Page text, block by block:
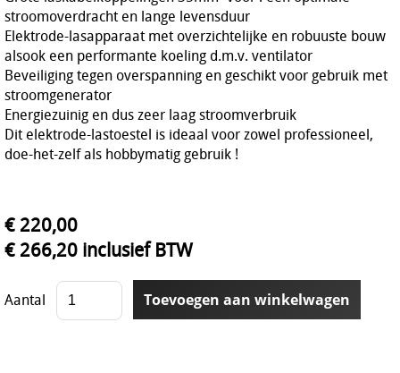
stroomoverdracht en lange levensduur
Elektrode-lasapparaat met overzichtelijke en robuuste bouw
alsook een performante koeling d.m.v. ventilator
Beveiliging tegen overspanning en geschikt voor gebruik met
stroomgenerator
Energiezuinig en dus zeer laag stroomverbruik
Dit elektrode-lastoestel is ideaal voor zowel professioneel,
doe-het-zelf als hobbymatig gebruik !
€ 220,00
€ 266,20 inclusief BTW
Aantal